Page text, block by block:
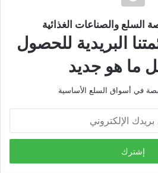
والصناعات الغذائية
البريدية للحصول
ما هو جديد
في أسواق السلع الأساسية